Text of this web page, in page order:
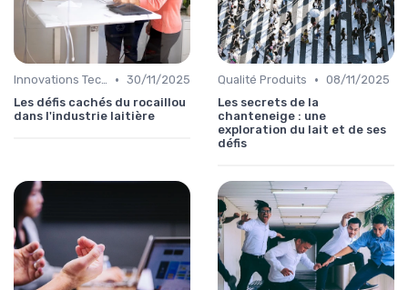
Innovations Technologiques • 30/11/2025
Les défis cachés du rocaillou
dans l'industrie laitière
Qualité Produits • 08/11/2025
Les secrets de la
chanteneige : une
exploration du lait et de ses
défis